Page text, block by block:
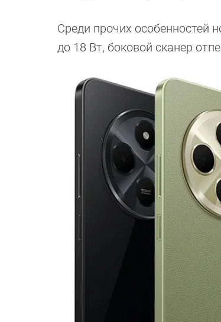
Среди прочих особенностей
до 18 Вт, боковой сканер